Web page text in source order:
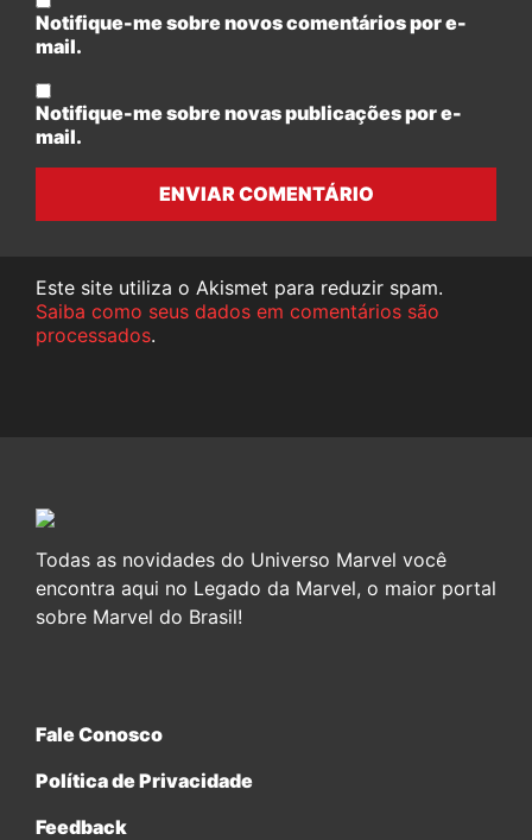
Notifique-me sobre novos comentários por e-
mail.
Notifique-me sobre novas publicações por e-
mail.
ENVIAR COMENTÁRIO
Este site utiliza o Akismet para reduzir spam.
Saiba como seus dados em comentários são
processados.
Todas as novidades do Universo Marvel você
encontra aqui no Legado da Marvel, o maior portal
sobre Marvel do Brasil!
Fale Conosco
Política de Privacidade
Feedback